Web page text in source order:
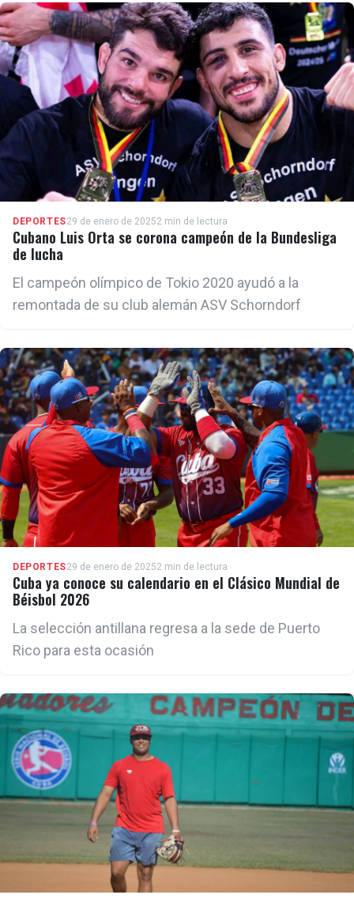
DEPORTES29 de enero de 20252 min de lectura
Cubano Luis Orta se corona campeón de la Bundesliga
de lucha
El campeón olímpico de Tokio 2020 ayudó a la
remontada de su club alemán ASV Schorndorf
DEPORTES29 de enero de 20252 min de lectura
Cuba ya conoce su calendario en el Clásico Mundial de
Béisbol 2026
La selección antillana regresa a la sede de Puerto
Rico para esta ocasión